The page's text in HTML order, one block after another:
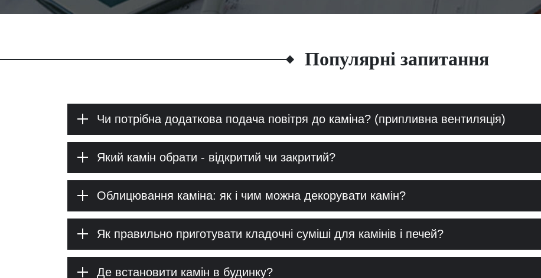
Популярні запитання
Чи потрібна додаткова подача повітря до каміна? (припливна вентиляція)
Який камін обрати - відкритий чи закритий?
Облицювання каміна: як і чим можна декорувати камін?
Як правильно приготувати кладочні суміші для камінів і печей?
Де встановити камін в будинку?